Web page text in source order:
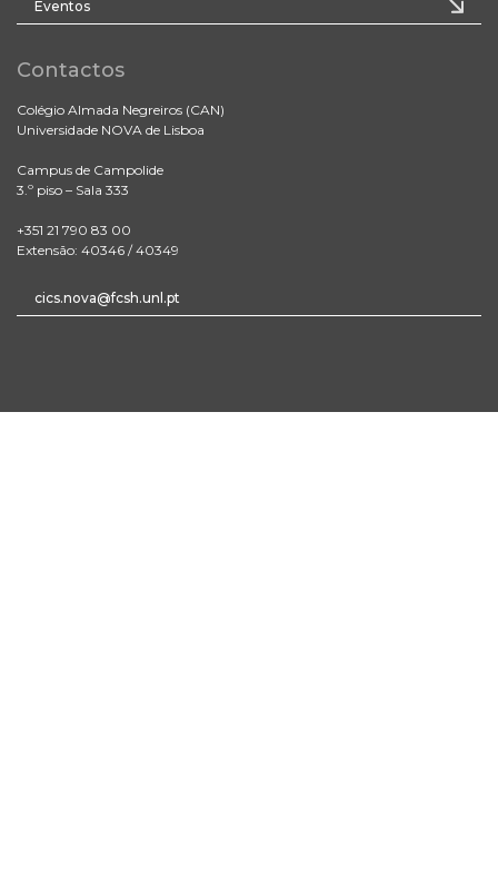
Eventos
Contactos
Colégio Almada Negreiros (CAN)
Universidade NOVA de Lisboa
Campus de Campolide
3.º piso – Sala 333
+351 21 790 83 00
Extensão: 40346 / 40349
cics.nova@fcsh.unl.pt